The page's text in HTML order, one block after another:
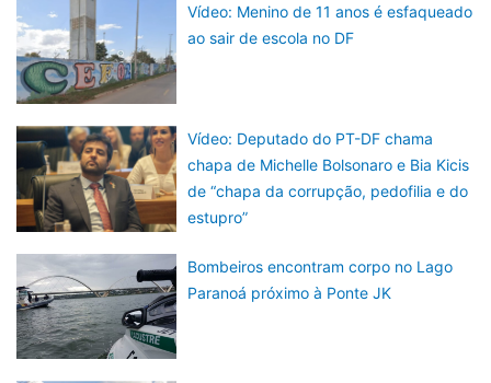
Vídeo: Menino de 11 anos é esfaqueado
ao sair de escola no DF
Vídeo: Deputado do PT-DF chama
chapa de Michelle Bolsonaro e Bia Kicis
de “chapa da corrupção, pedofilia e do
estupro”
Bombeiros encontram corpo no Lago
Paranoá próximo à Ponte JK